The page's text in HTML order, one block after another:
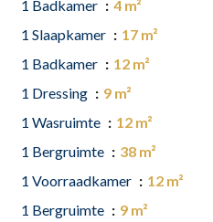
1 Badkamer
4 m²
1 Slaapkamer
17 m²
1 Badkamer
12 m²
1 Dressing
9 m²
1 Wasruimte
12 m²
1 Bergruimte
38 m²
1 Voorraadkamer
12 m²
1 Bergruimte
9 m²